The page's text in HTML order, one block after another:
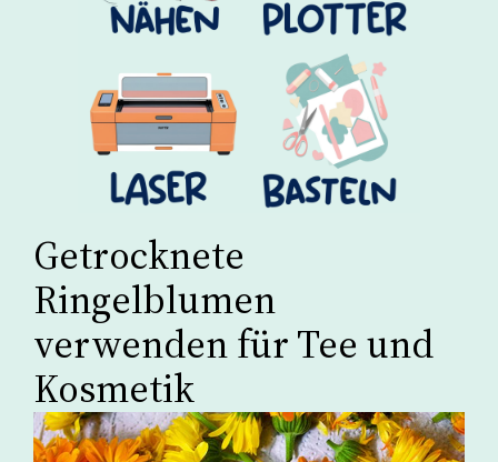
Getrocknete
Ringelblumen
verwenden für Tee und
Kosmetik